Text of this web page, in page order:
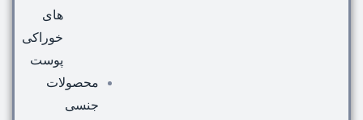
های
خوراکی
پوست
محصولات
جنسی